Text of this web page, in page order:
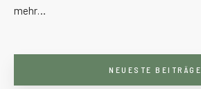
mehr…
NEUESTE BEITRÄGE